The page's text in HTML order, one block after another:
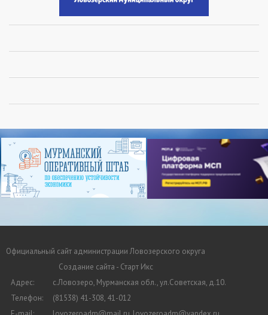
Официальный сайт администрации Ловозерского округа
Создание сайта - Старт Икс
Адрес:
с.Ловозеро, Мурманская обл., ул.Советская, д.10.
Телефон:
(81538) 41-308, 41-012